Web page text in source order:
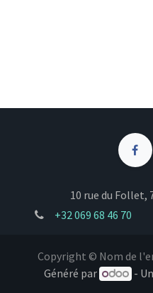
10 rue du Follet,
+32 069 68 46 70
Copyright © Nom de
Généré par -